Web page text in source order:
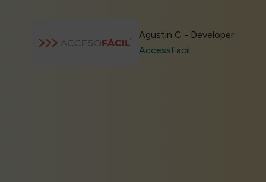
Agustin C - Developer
AccessFacil